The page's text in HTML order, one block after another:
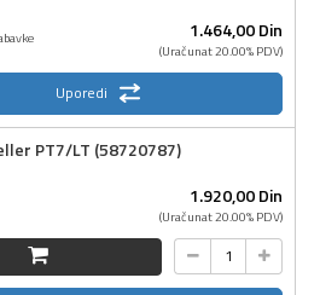
1.464,00Din
(Uračunat 20.00% PDV)
Uporedi
PT7/LT (58720787)
1.920,00Din
(Uračunat 20.00% PDV)